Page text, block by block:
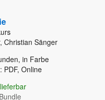
Christian Sänger
in Farbe
PDF, Online
Bundle